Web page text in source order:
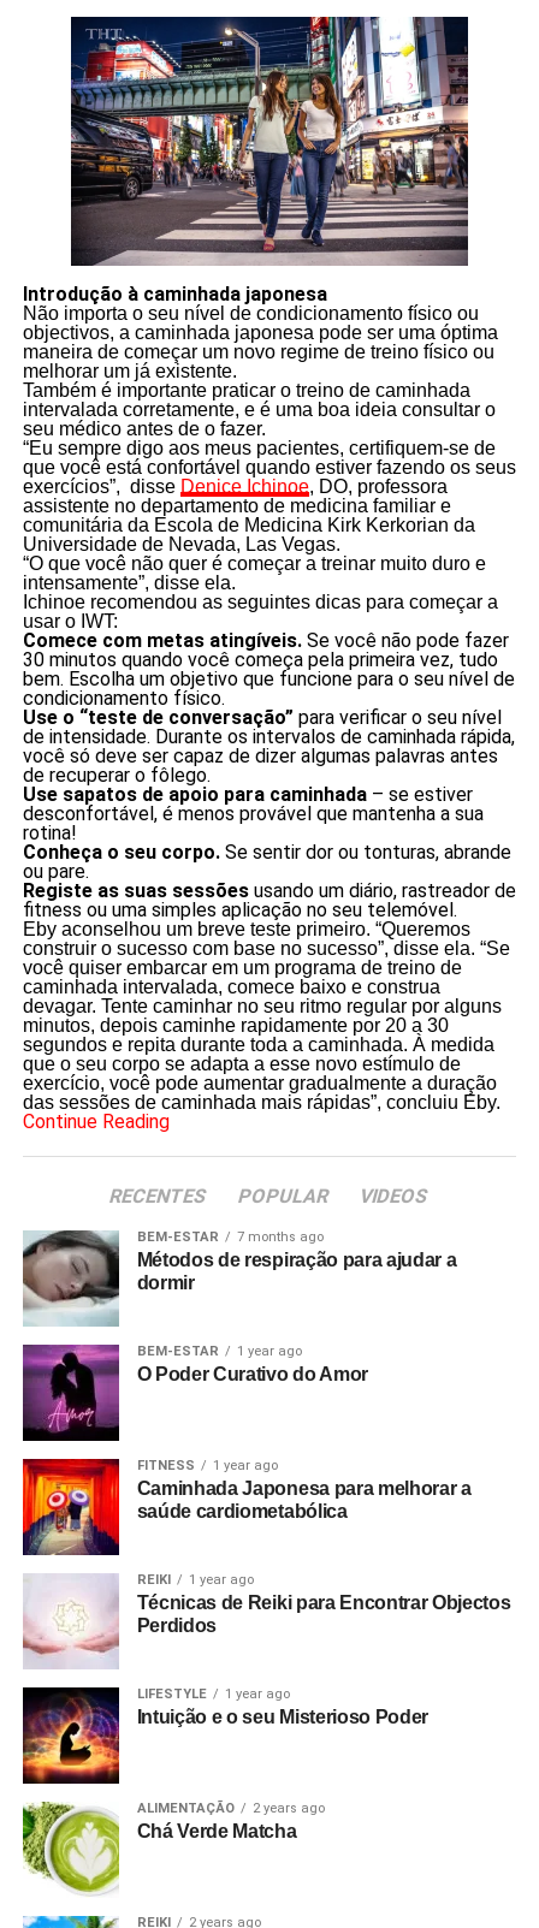
Introdução à caminhada japonesa
Não importa o seu nível de condicionamento físico ou
objectivos, a caminhada japonesa pode ser uma óptima
maneira de começar um novo regime de treino físico ou
melhorar um já existente.
Também é importante praticar o treino de caminhada
intervalada corretamente, e é uma boa ideia consultar o
seu médico antes de o fazer.
“Eu sempre digo aos meus pacientes, certifiquem-se de
que você está confortável quando estiver fazendo os seus
exercícios”, disse Denice Ichinoe, DO, professora
assistente no departamento de medicina familiar e
comunitária da Escola de Medicina Kirk Kerkorian da
Universidade de Nevada, Las Vegas.
“O que você não quer é começar a treinar muito duro e
intensamente”, disse ela.
Ichinoe recomendou as seguintes dicas para começar a
usar o IWT:
Comece com metas atingíveis.Se você não pode fazer
30 minutos quando você começa pela primeira vez, tudo
bem. Escolha um objetivo que funcione para o seu nível de
condicionamento físico.
Use o “teste de conversação” para verificar o seu nível
de intensidade. Durante os intervalos de caminhada rápida,
você só deve ser capaz de dizer algumas palavras antes
de recuperar o fôlego.
Use sapatos de apoio para caminhada– se estiver
desconfortável, é menos provável que mantenha a sua
rotina!
Conheça o seu corpo.Se sentir dor ou tonturas, abrande
ou pare.
Registe as suas sessõesusando um diário, rastreador de
fitness ou uma simples aplicação no seu telemóvel.
Eby aconselhou um breve teste primeiro. “Queremos
construir o sucesso com base no sucesso”, disse ela. “Se
você quiser embarcar em um programa de treino de
caminhada intervalada, comece baixo e construa
devagar. Tente caminhar no seu ritmo regular por alguns
minutos, depois caminhe rapidamente por 20 a 30
segundos e repita durante toda a caminhada. À medida
que o seu corpo se adapta a esse novo estímulo de
exercício, você pode aumentar gradualmente a duração
das sessões de caminhada mais rápidas”, concluiu Eby.
Continue Reading
RECENTES POPULAR VIDEOS
BEM-ESTAR 7 months ago
Métodos de respiração para ajudar a
dormir
BEM-ESTAR 1 year ago
O Poder Curativo do Amor
FITNESS 1 year ago
Caminhada Japonesa para melhorar a
saúde cardiometabólica
REIKI 1 year ago
Técnicas de Reiki para Encontrar Objectos
Perdidos
LIFESTYLE 1 year ago
Intuição e o seu Misterioso Poder
ALIMENTAÇÃO 2 years ago
Chá Verde Matcha
REIKI 2 years ago